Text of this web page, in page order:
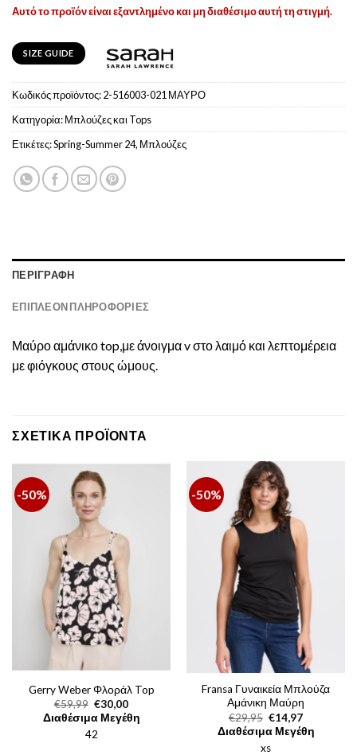
Αυτό το προϊόν είναι εξαντλημένο και μη διαθέσιμο αυτή τη στιγμή.
SIZE GUIDE
Κωδικός προϊόντος:2-516003-021 ΜΑΥΡΟ
Κατηγορία:Μπλούζες και Tops
Ετικέτες:Spring-Summer 24, Μπλούζες
ΠΕΡΙΓΡΑΦΉ
ΕΠΙΠΛΈΟΝ ΠΛΗΡΟΦΟΡΊΕΣ
Μαύρο αμάνικο top,με άνοιγμα v στο λαιμό και λεπτομέρεια
με φιόγκους στους ώμους.
ΣΧΕΤΙΚΆ ΠΡΟΪΌΝΤΑ
-50%
Gerry Weber Φλοράλ Top
€59,99 Original
price
was:
€59,99.
€30,00Η
τρέχουσα
τιμή
Διαθέσιμα Μεγέθη
42
-50%
Fransa Γυναικεία Μπλούζα
Αμάνικη Μαύρη
€29,95 Original
price
was:
€29,95.
€14,97Η
τρέχουσα
τιμή
Διαθέσιμα Μεγέθη
xs